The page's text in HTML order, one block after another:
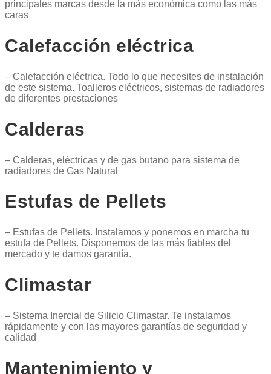
principales marcas desde la más económica como las más
caras
Calefacción eléctrica
– Calefacción eléctrica. Todo lo que necesites de instalación
de este sistema. Toalleros eléctricos, sistemas de radiadores
de diferentes prestaciones
Calderas
– Calderas, eléctricas y de gas butano para sistema de
radiadores de Gas Natural
Estufas de Pellets
– Estufas de Pellets. Instalamos y ponemos en marcha tu
estufa de Pellets. Disponemos de las más fiables del
mercado y te damos garantía.
Climastar
– Sistema Inercial de Silicio Climastar. Te instalamos
rápidamente y con las mayores garantías de seguridad y
calidad
Mantenimiento y